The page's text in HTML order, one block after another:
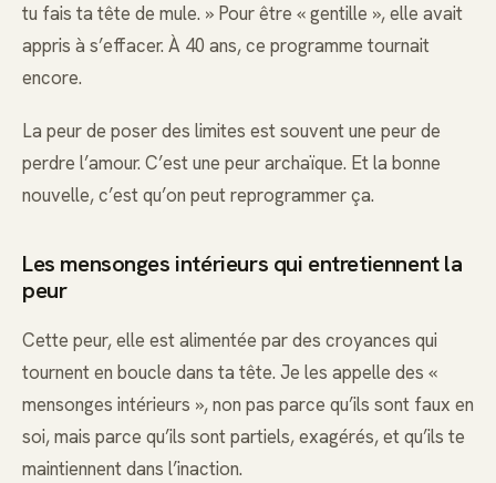
tu fais ta tête de mule. » Pour être « gentille », elle avait
appris à s’effacer. À 40 ans, ce programme tournait
encore.
La peur de poser des limites est souvent une peur de
perdre l’amour. C’est une peur archaïque. Et la bonne
nouvelle, c’est qu’on peut reprogrammer ça.
Les mensonges intérieurs qui entretiennent la
peur
Cette peur, elle est alimentée par des croyances qui
tournent en boucle dans ta tête. Je les appelle des «
mensonges intérieurs », non pas parce qu’ils sont faux en
soi, mais parce qu’ils sont partiels, exagérés, et qu’ils te
maintiennent dans l’inaction.